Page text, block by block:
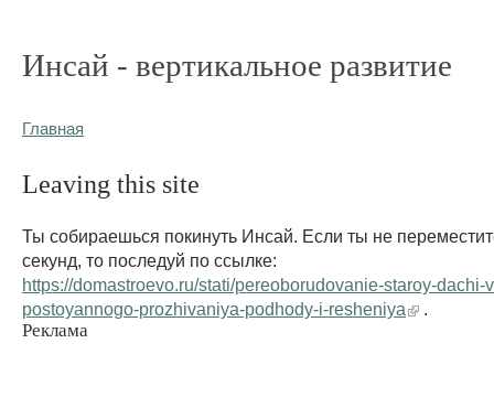
Инсай - вертикальное развитие
Главная
Leaving this site
Ты собираешься покинуть Инсай. Если ты не
секунд, то последуй по ссылке:
https://domastroevo.ru/stati/pereoborudovanie-staroy-dachi-
postoyannogo-prozhivaniya-podhody-i-resheniya
Реклама